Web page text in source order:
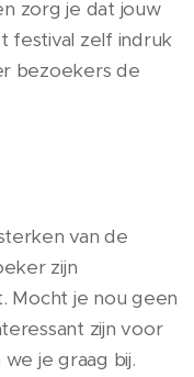
zorg je dat jouw
festival zelf indruk
bezoekers de
van de
zijn
Mocht je nou geen
zijn voor
je graag bij.